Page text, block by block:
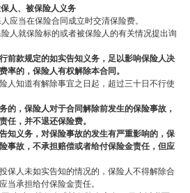
人、被保险人义务
应当在保险合同成立时交清保险费。
人就保险标的或者被保险人的有关情况提出询
前款规定的如实告知义务，足以影响保险人决
率的，保险人有权解除本合同。
人知道有解除事宜之日起，超过三十日不行使
的，保险人对于合同解除前发生的保险事故，
任，并不退还保险费。
知义务，对保险事故的发生有严重影响的，保
事故，不承担赔偿或者给付保险金责任，但应
保人未如实告知的情况的，保险人不得解除合
当承担给付保险金责任。